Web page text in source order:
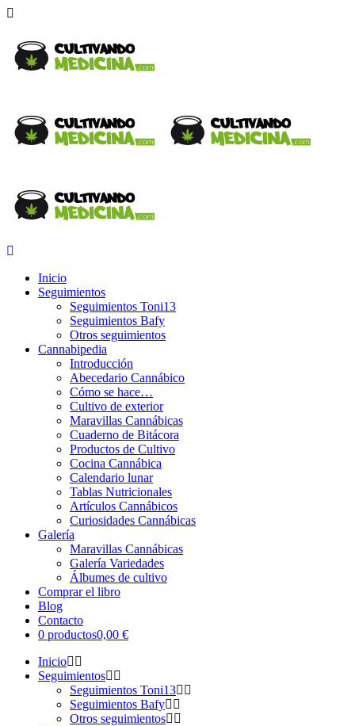
Inicio
Seguimientos
Seguimientos Toni13
Seguimientos Bafy
Otros seguimientos
Cannabipedia
Introducción
Abecedario Cannábico
Cómo se hace…
Cultivo de exterior
Maravillas Cannábicas
Cuaderno de Bitácora
Productos de Cultivo
Cocina Cannábica
Calendario lunar
Tablas Nutricionales
Artículos Cannábicos
Curiosidades Cannábicas
Galería
Maravillas Cannábicas
Galería Variedades
Álbumes de cultivo
Comprar el libro
Blog
Contacto
0 productos0,00 €
Inicio
Seguimientos
Seguimientos Toni13
Seguimientos Bafy
Otros seguimientos